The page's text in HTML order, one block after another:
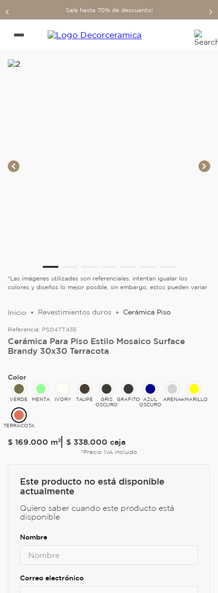
Sale hasta 70% de descuento!
*Las imágenes utilizadas son referenciales, intentan igualar los
colores y diseños lo mejor posible, sin embargo, estos pueden variar
Revestimientos duros Cerámica Piso
Referencia: PS04TT435
Cerámica Para Piso Estilo Mosaico Surface
Brandy 30x30 Terracota
Color
VERDE MENTA IVORY TAUPE
GRIS
OSCURO
GRAFITO
AZUL
OSCURO
ARENAAMARILLO
TERRACOTA
$ 169.000 m² $ 338.000 caja
*Precio IVA incluido
Este producto no está disponible
actualmente
Quiero saber cuando este producto está
disponible